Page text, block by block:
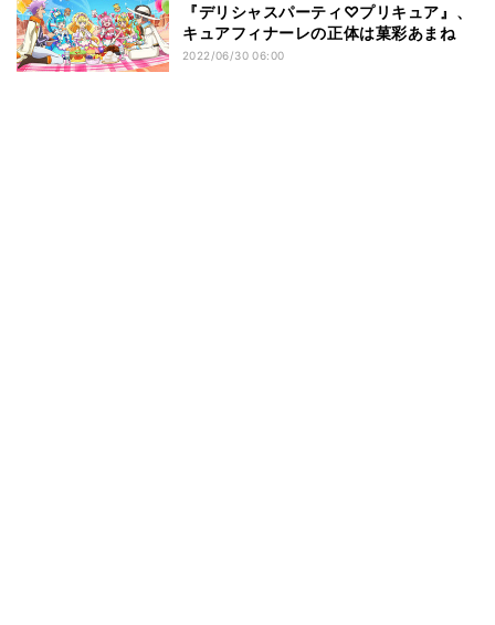
『デリシャスパーティ♡プリキュア』、
キュアフィナーレの正体は菓彩あまね
2022/06/30 06:00